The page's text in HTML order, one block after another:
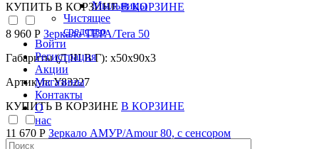
Мыльницы
Чистящее
средство
Войти
Регистрация
Акции
Магазины
Контакты
О
нас
КУПИТЬ В КОРЗИНЕ В КОРЗИНЕ
8 960 Р Зеркало ТЕРА/Tera 50
Габариты (Д Ш В Г): x50x90x3
Артикул: У83227
КУПИТЬ В КОРЗИНЕ В КОРЗИНЕ
11 670 Р Зеркало АМУР/Amour 80, с сенсором